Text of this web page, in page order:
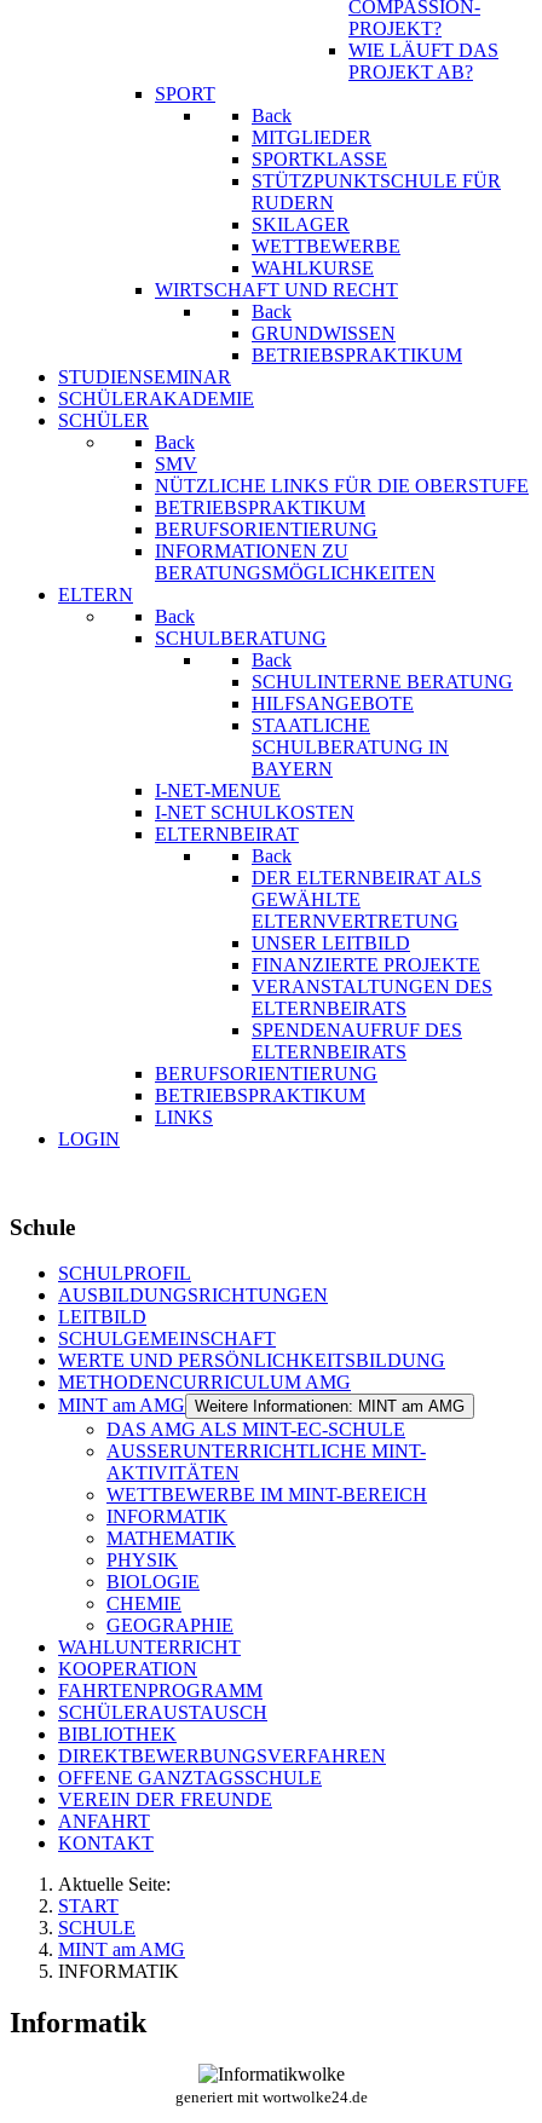
COMPASSION-
PROJEKT?
WIE LÄUFT DAS
PROJEKT AB?
SPORT
Back
MITGLIEDER
SPORTKLASSE
STÜTZPUNKTSCHULE FÜR
RUDERN
SKILAGER
WETTBEWERBE
WAHLKURSE
WIRTSCHAFT UND RECHT
Back
GRUNDWISSEN
BETRIEBSPRAKTIKUM
STUDIENSEMINAR
SCHÜLERAKADEMIE
SCHÜLER
Back
SMV
NÜTZLICHE LINKS FÜR DIE OBERSTUFE
BETRIEBSPRAKTIKUM
BERUFSORIENTIERUNG
INFORMATIONEN ZU
BERATUNGSMÖGLICHKEITEN
ELTERN
Back
SCHULBERATUNG
Back
SCHULINTERNE BERATUNG
HILFSANGEBOTE
STAATLICHE
SCHULBERATUNG IN
BAYERN
I-NET-MENUE
I-NET SCHULKOSTEN
ELTERNBEIRAT
Back
DER ELTERNBEIRAT ALS
GEWÄHLTE
ELTERNVERTRETUNG
UNSER LEITBILD
FINANZIERTE PROJEKTE
VERANSTALTUNGEN DES
ELTERNBEIRATS
SPENDENAUFRUF DES
ELTERNBEIRATS
BERUFSORIENTIERUNG
BETRIEBSPRAKTIKUM
LINKS
LOGIN
Schule
SCHULPROFIL
AUSBILDUNGSRICHTUNGEN
LEITBILD
SCHULGEMEINSCHAFT
WERTE UND PERSÖNLICHKEITSBILDUNG
METHODENCURRICULUM AMG
MINT am AMG Weitere Informationen: MINT am AMG
DAS AMG ALS MINT-EC-SCHULE
AUSSERUNTERRICHTLICHE MINT-
AKTIVITÄTEN
WETTBEWERBE IM MINT-BEREICH
INFORMATIK
MATHEMATIK
PHYSIK
BIOLOGIE
CHEMIE
GEOGRAPHIE
WAHLUNTERRICHT
KOOPERATION
FAHRTENPROGRAMM
SCHÜLERAUSTAUSCH
BIBLIOTHEK
DIREKTBEWERBUNGSVERFAHREN
OFFENE GANZTAGSSCHULE
VEREIN DER FREUNDE
ANFAHRT
KONTAKT
Aktuelle Seite:
START
SCHULE
MINT am AMG
INFORMATIK
Informatik
generiert mit wortwolke24.de